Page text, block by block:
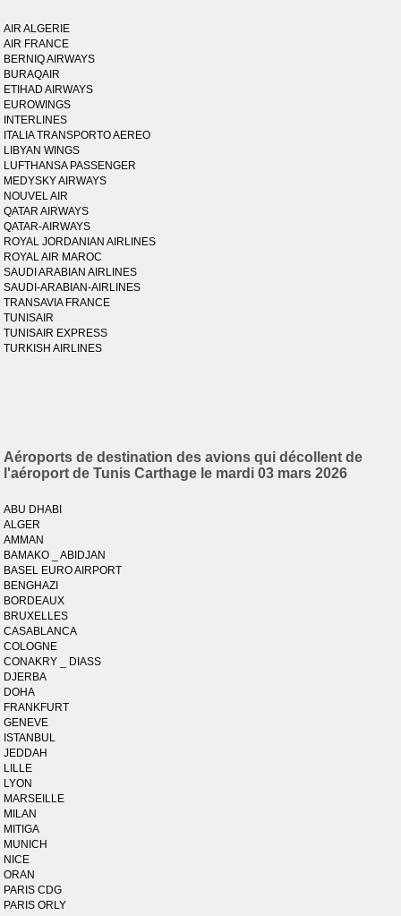
AIR ALGERIE
AIR FRANCE
BERNIQ AIRWAYS
BURAQAIR
ETIHAD AIRWAYS
EUROWINGS
INTERLINES
ITALIA TRANSPORTO AEREO
LIBYAN WINGS
LUFTHANSA PASSENGER
MEDYSKY AIRWAYS
NOUVEL AIR
QATAR AIRWAYS
QATAR-AIRWAYS
ROYAL JORDANIAN AIRLINES
ROYAL AIR MAROC
SAUDI ARABIAN AIRLINES
SAUDI-ARABIAN-AIRLINES
TRANSAVIA FRANCE
TUNISAIR
TUNISAIR EXPRESS
TURKISH AIRLINES
Aéroports de destination des avions qui décollent de
l'aéroport de Tunis Carthage le mardi 03 mars 2026
ABU DHABI
ALGER
AMMAN
BAMAKO _ ABIDJAN
BASEL EURO AIRPORT
BENGHAZI
BORDEAUX
BRUXELLES
CASABLANCA
COLOGNE
CONAKRY _ DIASS
DJERBA
DOHA
FRANKFURT
GENEVE
ISTANBUL
JEDDAH
LILLE
LYON
MARSEILLE
MILAN
MITIGA
MUNICH
NICE
ORAN
PARIS CDG
PARIS ORLY